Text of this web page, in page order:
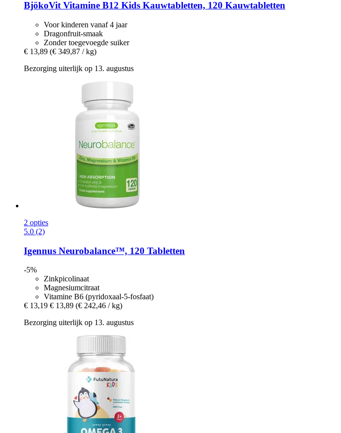
BjökoVit Vitamine B12 Kids Kauwtabletten, 120 Kauwtabletten
Voor kinderen vanaf 4 jaar
Dragonfruit-smaak
Zonder toegevoegde suiker
€ 13,89 (€ 349,87 / kg)
Bezorging uiterlijk op 13. augustus
2 opties
5.0 (2)
Igennus Neurobalance™, 120 Tabletten
-5%
Zinkpicolinaat
Magnesiumcitraat
Vitamine B6 (pyridoxaal-5-fosfaat)
€ 13,19 € 13,89 (€ 242,46 / kg)
Bezorging uiterlijk op 13. augustus